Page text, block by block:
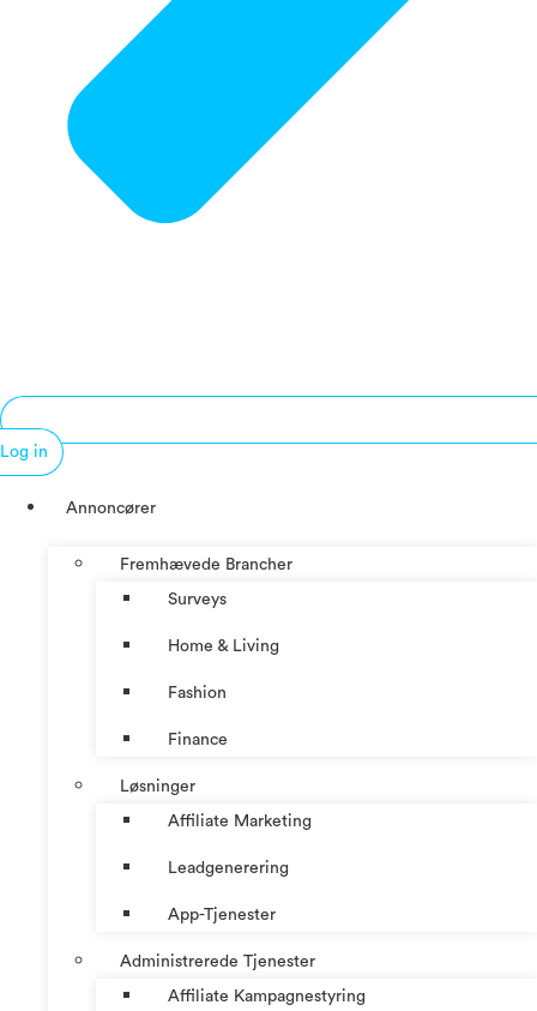
Log in
Annoncører
Fremhævede Brancher
Surveys
Home & Living
Fashion
Finance
Løsninger
Affiliate Marketing
Leadgenerering
App-Tjenester
Administrerede Tjenester
Affiliate Kampagnestyring